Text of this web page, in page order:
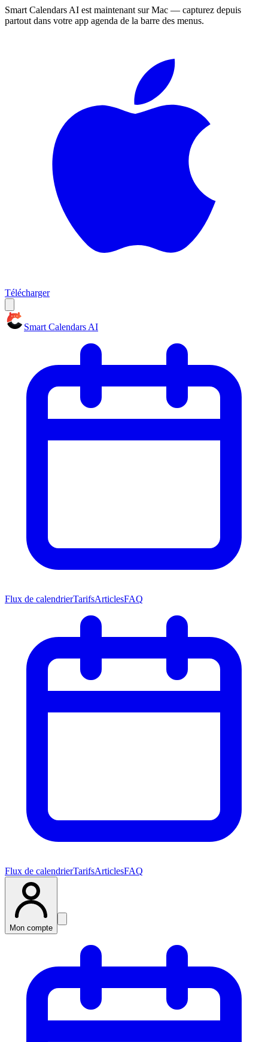
Smart Calendars AI est maintenant sur Mac — capturez depuis
partout dans votre app agenda de la barre des menus.
Télécharger
Smart Calendars AI
Flux de calendrierTarifsArticlesFAQ
Flux de calendrierTarifsArticlesFAQ
Mon compte